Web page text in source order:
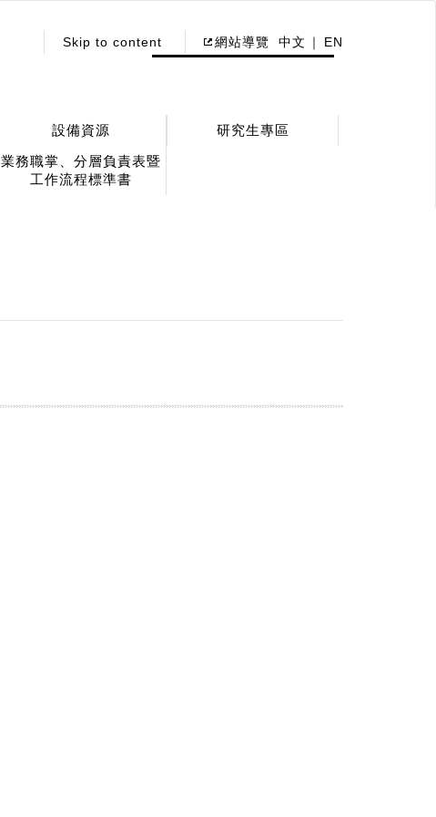
Skip to content 網站導覽 中文 EN
設備資源
研究生專區
業務職掌、分層負責表暨
工作流程標準書